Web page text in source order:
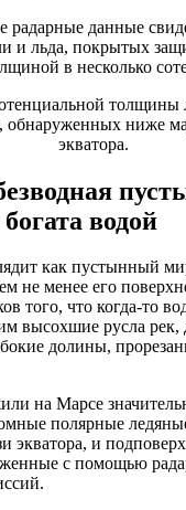
радарные данные
и льда, покрытых
в несколько
толщины
обнаруженных ниже
экватора.
водой
как пустынный
не менее его
того, что когда-то
высохшие русла рек,
долины,
на Марсе
полярные
экватора, и
с помощью